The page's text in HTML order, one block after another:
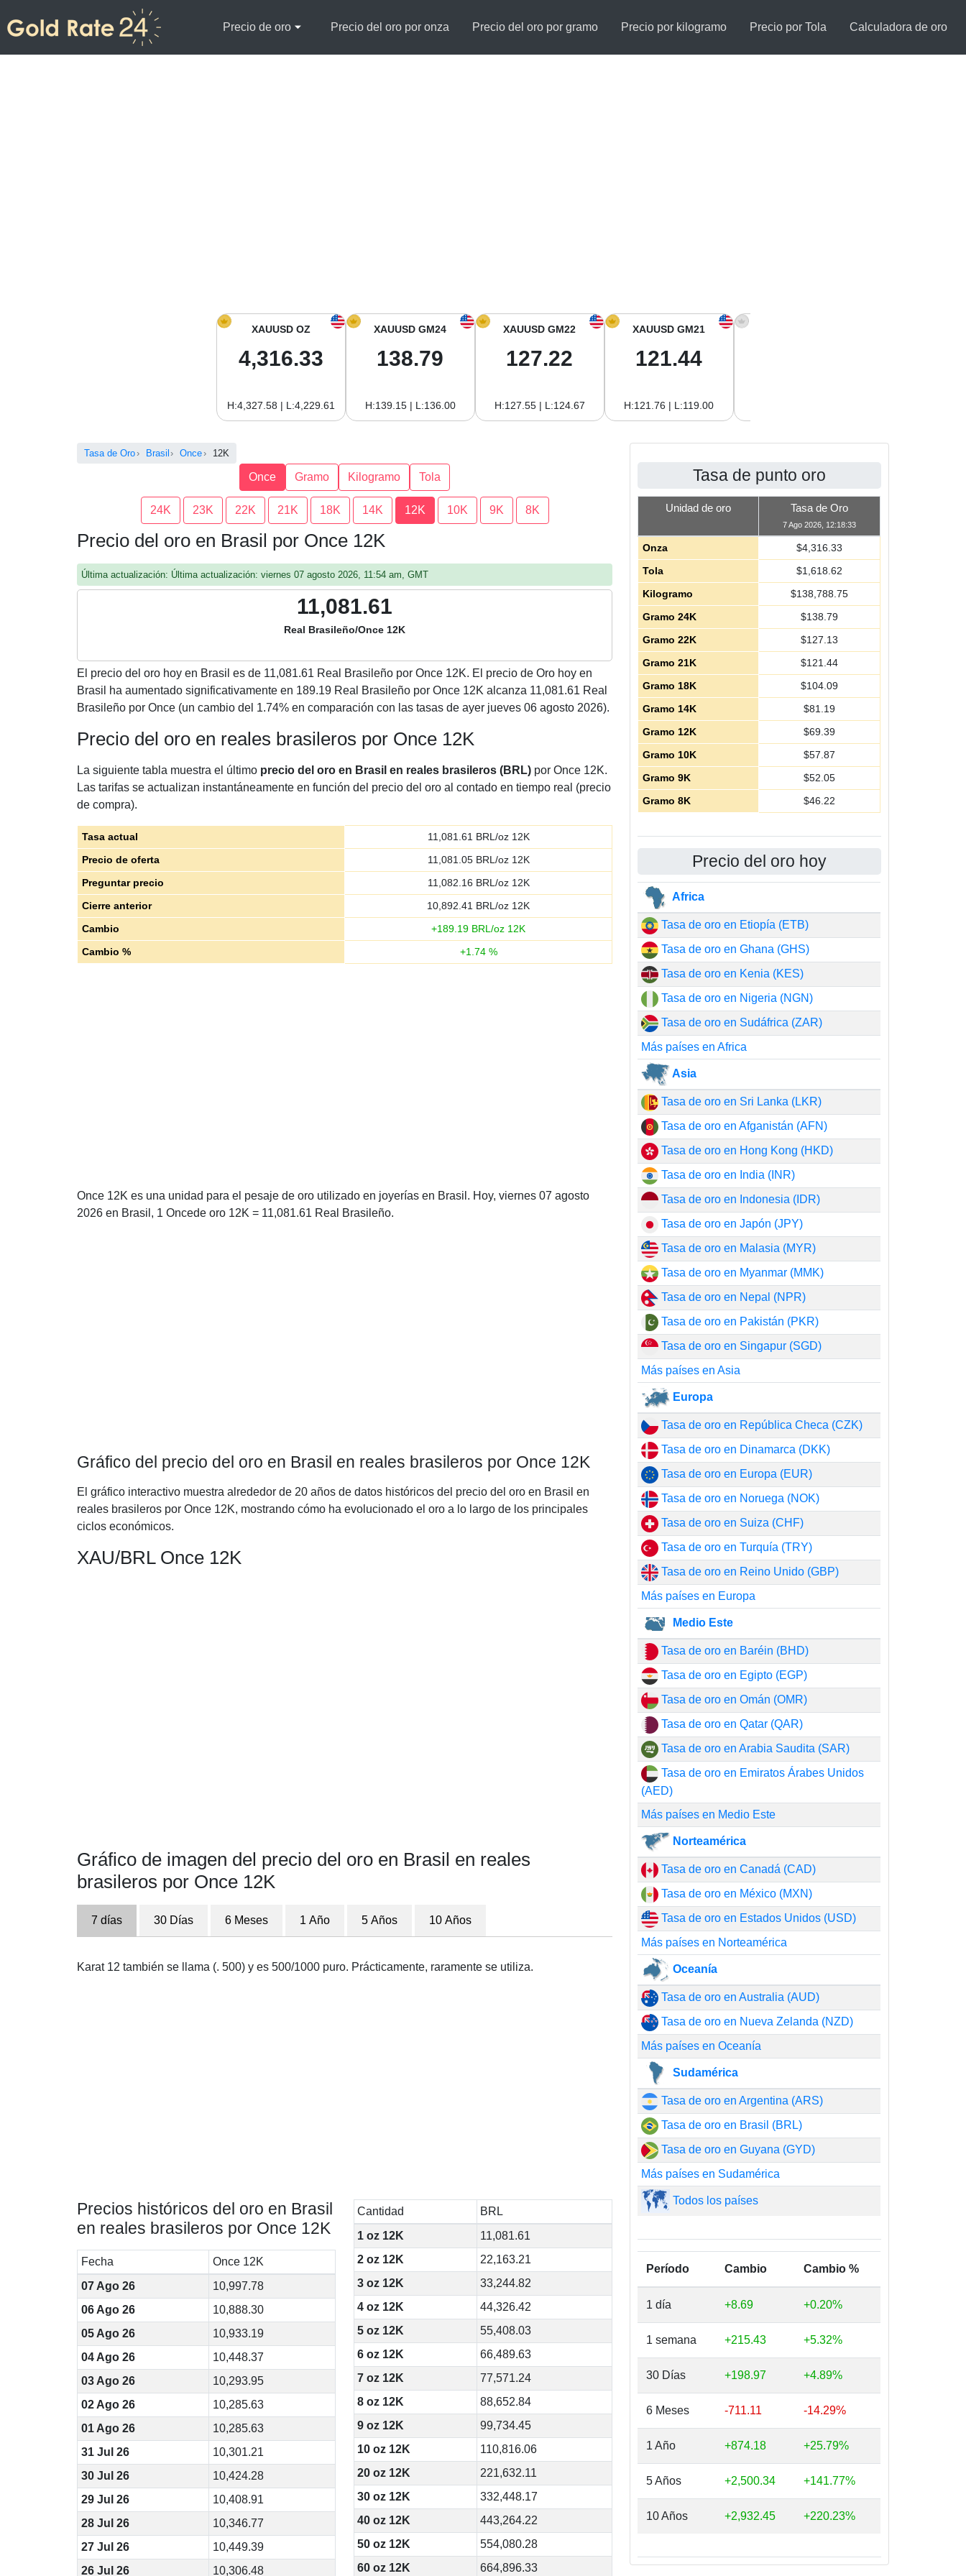
Precio de oro Precio del oro por onza Precio del oro por gramo Precio por kilogramo Precio por Tola Calculadora de oro
XAUUSD OZ
4,316.33
H:4,327.58 | L:4,229.61
XAUUSD GM24
138.79
H:139.15 | L:136.00
XAUUSD GM22
127.22
H:127.55 | L:124.67
XAUUSD GM21
121.44
H:121.76 | L:119.00
Tasa de Oro Brasil Once 12K
Once Gramo Kilogramo Tola
24K 23K 22K 21K 18K 14K 12K 10K 9K 8K
Precio del oro en Brasil por Once 12K
Última actualización: Última actualización: viernes 07 agosto 2026, 11:54 am, GMT
11,081.61
Real Brasileño/Once 12K
El precio del oro hoy en Brasil es de 11,081.61 Real Brasileño por Once 12K. El precio de Oro hoy en
Brasil ha aumentado significativamente en 189.19 Real Brasileño por Once 12K alcanza 11,081.61 Real
Brasileño por Once (un cambio del 1.74% en comparación con las tasas de ayer jueves 06 agosto 2026).
Precio del oro en reales brasileros por Once 12K
La siguiente tabla muestra el último precio del oro en Brasil en reales brasileros (BRL) por Once 12K.
Las tarifas se actualizan instantáneamente en función del precio del oro al contado en tiempo real (precio
de compra).
Tasa actual 11,081.61 BRL/oz 12K
Precio de oferta
11,081.05BRL/oz 12K
Preguntar precio
11,082.16 BRL/oz 12K
Cierre anterior
10,892.41 BRL/oz 12K
Cambio
+189.19 BRL/oz 12K
Cambio %
+1.74%
Once 12K es una unidad para el pesaje de oro utilizado en joyerías en Brasil. Hoy, viernes 07 agosto
2026 en Brasil, 1 Oncede oro 12K = 11,081.61 Real Brasileño.
Gráfico del precio del oro en Brasil en reales brasileros por Once 12K
El gráfico interactivo muestra alrededor de 20 años de datos históricos del precio del oro en Brasil en
reales brasileros por Once 12K, mostrando cómo ha evolucionado el oro a lo largo de los principales
ciclos económicos.
XAU/BRL Once 12K
Gráfico de imagen del precio del oro en Brasil en reales
brasileros por Once 12K
7 días 30 Días 6 Meses 1 Año 5 Años 10 Años
Karat 12 también se llama (. 500) y es 500/1000 puro. Prácticamente, raramente se utiliza.
Precios históricos del oro en Brasil
en reales brasileros por Once 12K
Fecha
Once 12K
07 Ago 26
10,997.78
06 Ago 26
10,888.30
05 Ago 26
10,933.19
04 Ago 26
10,448.37
03 Ago 26
10,293.95
02 Ago 26
10,285.63
01 Ago 26
10,285.63
31 Jul 26
10,301.21
30 Jul 26
10,424.28
29 Jul 26
10,408.91
28 Jul 26
10,346.77
27 Jul 26
10,449.39
26 Jul 26
10,306.48
Cantidad
BRL
1 oz 12K
11,081.61
2 oz 12K
22,163.21
3 oz 12K
33,244.82
4 oz 12K
44,326.42
5 oz 12K
55,408.03
6 oz 12K
66,489.63
7 oz 12K
77,571.24
8 oz 12K
88,652.84
9 oz 12K
99,734.45
10 oz 12K
110,816.06
20 oz 12K
221,632.11
30 oz 12K
332,448.17
40 oz 12K
443,264.22
50 oz 12K
554,080.28
60 oz 12K
664,896.33
Tasa de punto oro
Unidad de oro Tasa de Oro
7 Ago 2026, 12:18:33
Onza $4,316.33
Tola
$1,618.62
Kilogramo
$138,788.75
Gramo 24K
$138.79
Gramo 22K
$127.13
Gramo 21K
$121.44
Gramo 18K
$104.09
Gramo 14K
$81.19
Gramo 12K
$69.39
Gramo 10K
$57.87
Gramo 9K
$52.05
Gramo 8K
$46.22
Precio del oro hoy
Africa
Tasa de oro en Etiopía (ETB)
Tasa de oro en Ghana (GHS)
Tasa de oro en Kenia (KES)
Tasa de oro en Nigeria (NGN)
Tasa de oro en Sudáfrica (ZAR)
Más países en Africa
Asia
Tasa de oro en Sri Lanka (LKR)
Tasa de oro en Afganistán (AFN)
Tasa de oro en Hong Kong (HKD)
Tasa de oro en India (INR)
Tasa de oro en Indonesia (IDR)
Tasa de oro en Japón (JPY)
Tasa de oro en Malasia (MYR)
Tasa de oro en Myanmar (MMK)
Tasa de oro en Nepal (NPR)
Tasa de oro en Pakistán (PKR)
Tasa de oro en Singapur (SGD)
Más países en Asia
Europa
Tasa de oro en República Checa (CZK)
Tasa de oro en Dinamarca (DKK)
Tasa de oro en Europa (EUR)
Tasa de oro en Noruega (NOK)
Tasa de oro en Suiza (CHF)
Tasa de oro en Turquía (TRY)
Tasa de oro en Reino Unido (GBP)
Más países en Europa
Medio Este
Tasa de oro en Baréin (BHD)
Tasa de oro en Egipto (EGP)
Tasa de oro en Omán (OMR)
Tasa de oro en Qatar (QAR)
Tasa de oro en Arabia Saudita (SAR)
Tasa de oro en Emiratos Árabes Unidos
(AED)
Más países en Medio Este
Norteamérica
Tasa de oro en Canadá (CAD)
Tasa de oro en México (MXN)
Tasa de oro en Estados Unidos (USD)
Más países en Norteamérica
Oceanía
Tasa de oro en Australia (AUD)
Tasa de oro en Nueva Zelanda (NZD)
Más países en Oceanía
Sudamérica
Tasa de oro en Argentina (ARS)
Tasa de oro en Brasil (BRL)
Tasa de oro en Guyana (GYD)
Más países en Sudamérica
Todos los países
Período Cambio Cambio %
1 día +8.69 +0.20%
1 semana +215.43 +5.32%
30 Días +198.97 +4.89%
6 Meses -711.11 -14.29%
1 Año +874.18 +25.79%
5 Años +2,500.34 +141.77%
10 Años +2,932.45 +220.23%